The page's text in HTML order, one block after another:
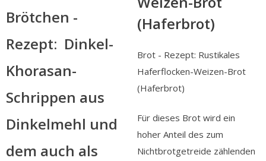
Brötchen -
Rezept: Dinkel-
Khorasan-
Schrippen aus
Dinkelmehl und
dem auch als
(Haferbrot)
Brot - Rezept: Rustikales
Haferflocken-Weizen-Brot
(Haferbrot)
Für dieses Brot wird ein
hoher Anteil des zum
Nichtbrotgetreide zählenden